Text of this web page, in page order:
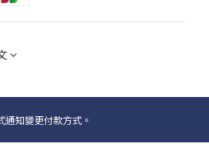
知變更付款方式。